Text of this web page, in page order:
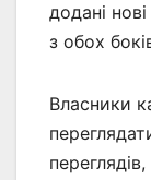
додані
з обох
Власники